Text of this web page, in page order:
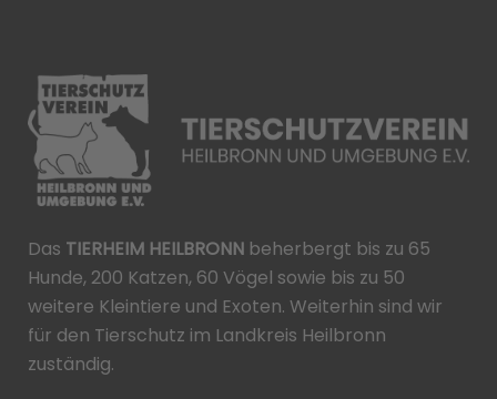
Das TIERHEIM HEILBRONN beherbergt bis zu 65
Hunde, 200 Katzen, 60 Vögel sowie bis zu 50
weitere Kleintiere und Exoten. Weiterhin sind wir
für den Tierschutz im Landkreis Heilbronn
zuständig.